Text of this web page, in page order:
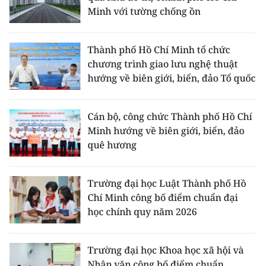
Minh với tường chống ồn
Thành phố Hồ Chí Minh tổ chức
chương trình giao lưu nghệ thuật
hướng về biên giới, biển, đảo Tổ quốc
Cán bộ, công chức Thành phố Hồ Chí
Minh hướng về biên giới, biển, đảo
quê hương
Trường đại học Luật Thành phố Hồ
Chí Minh công bố điểm chuẩn đại
học chính quy năm 2026
Trường đại học Khoa học xã hội và